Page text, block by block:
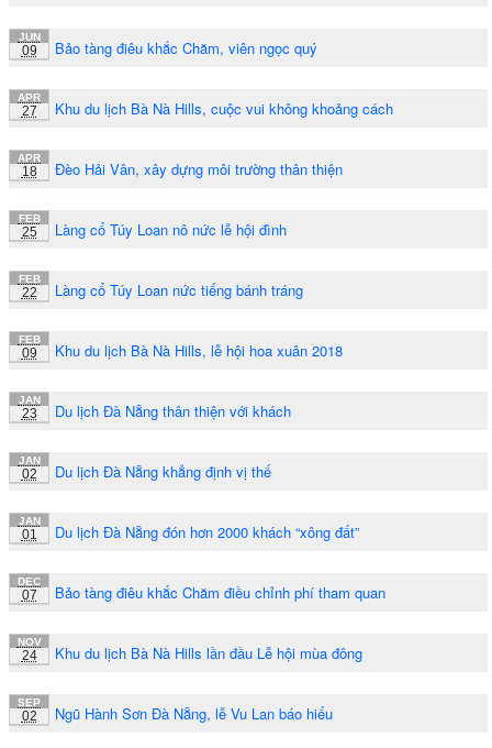
JUN
09 Bảo tàng điêu khắc Chăm, viên ngọc quý
APR
27 Khu du lịch Bà Nà Hills, cuộc vui không khoảng cách
APR
18 Đèo Hải Vân, xây dựng môi trường thân thiện
FEB
25 Làng cổ Túy Loan nô nức lễ hội đình
FEB
22 Làng cổ Túy Loan nức tiếng bánh tráng
FEB
09 Khu du lịch Bà Nà Hills, lễ hội hoa xuân 2018
JAN
23 Du lịch Đà Nẵng thân thiện với khách
JAN
02 Du lịch Đà Nẵng khẳng định vị thế
JAN
01 Du lịch Đà Nẵng đón hơn 2000 khách “xông đất”
DEC
07 Bảo tàng điêu khắc Chăm điều chỉnh phí tham quan
NOV
24 Khu du lịch Bà Nà Hills lần đầu Lễ hội mùa đông
SEP
02 Ngũ Hành Sơn Đà Nẵng, lễ Vu Lan báo hiếu